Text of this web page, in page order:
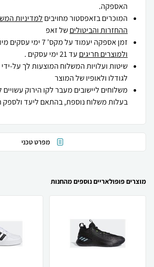
האספקה.
המוכרים בזאפסטור מחויבים למדיניות
ההחזרות והביטוליםשל זאפ
זמן אספקה יעמוד על מקס' 7 ימי עסקים מיום הזמנה,
ולמוצרים חריגים עד 21 ימי עסקים .
שיטות ועלויות המשלוח המוצעות לך על-
לגודלו ולאופיו של המוצר
משלוחים ליישובים מעבר לקו הירוק עשויים
בעלות משלוח נוספת, בהתאם ליעד ולספק
מפרט טכני
מוצרים פופולאריים נוספים מהחנות